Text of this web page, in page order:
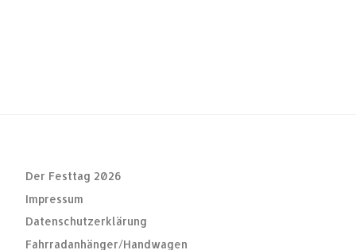
Der Festtag 2026
Impressum
Datenschutzerklärung
Fahrradanhänger/Handwagen